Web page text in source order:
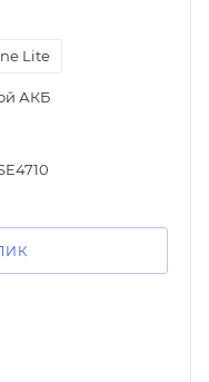
Lite
АКБ